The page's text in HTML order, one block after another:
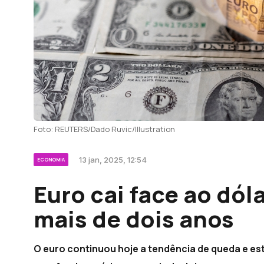
Foto: REUTERS/Dado Ruvic/Illustration
ECONOMIA 13 jan, 2025, 12:54
Euro cai face ao
mais de dois anos
O euro continuou hoje a tendência de queda e